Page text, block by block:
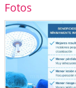
Fotos